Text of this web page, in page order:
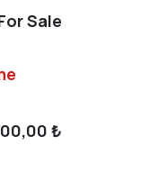
Sale
₺